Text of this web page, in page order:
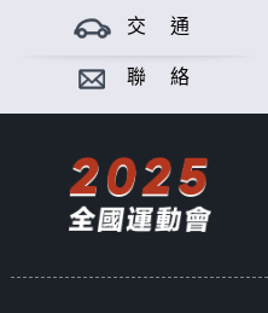
交 通
聯 絡